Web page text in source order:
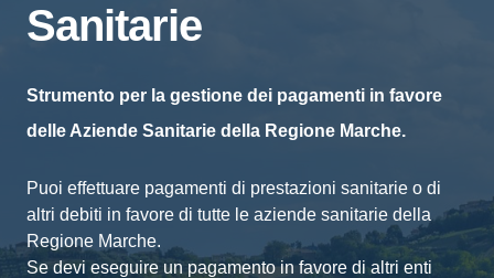
Sanitarie
Strumento per la gestione dei pagamenti in favore
delle Aziende Sanitarie della Regione Marche.
Puoi effettuare pagamenti di prestazioni sanitarie o di
altri debiti in favore di tutte le aziende sanitarie della
Regione Marche.
Se devi eseguire un pagamento in favore di altri enti